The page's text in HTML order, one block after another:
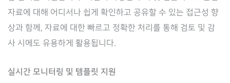
자료에 대해 어디서나 쉽게 확인하고 공유할 수 있는 접근성 향
상과 함께, 자료에 대한 빠르고 정확한 처리를 통해 검토 및 감
사 시에도 유용하게 활용됩니다.
실시간 모니터링 및 템플릿 지원